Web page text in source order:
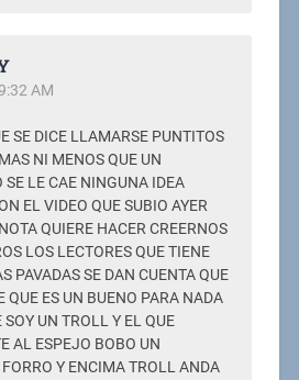
AM
SE DICE LLAMARSE PUNTITOS
NI MENOS QUE UN
SE LE CAE NINGUNA IDEA
EL VIDEO QUE SUBIO AYER
QUIERE HACER CREERNOS
LOS LECTORES QUE TIENE
PAVADAS SE DAN CUENTA QUE
QUE ES UN BUENO PARA NADA
UN TROLL Y EL QUE
AL ESPEJO BOBO UN
Y ENCIMA TROLL ANDA